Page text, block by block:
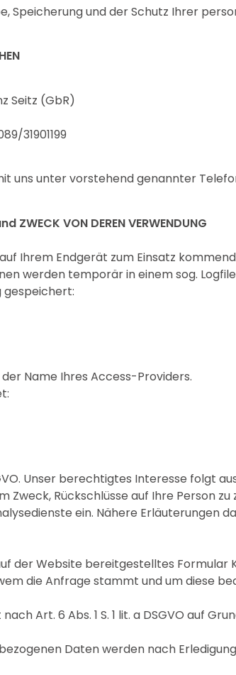
Speicherung und der Schutz Ihrer
Seitz (GbR)
31901199
uns unter vorstehend genannter
ZWECK VON DEREN VERWENDUNG
Ihrem Endgerät zum Einsatz
werden temporär in einem sog.
gespeichert:
Name Ihres Access-Providers.
Unser berechtigtes Interesse folgt
Rückschlüsse auf Ihre Person zu
ein. Nähere Erläuterungen
der Website bereitgestelltes Formular
die Anfrage stammt und um diese
Art. 6 Abs. 1 S. 1 lit. a DSGVO auf
Daten werden nach